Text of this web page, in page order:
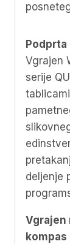
Vgrajen
serije
deljenje
Vgrajen
kompas